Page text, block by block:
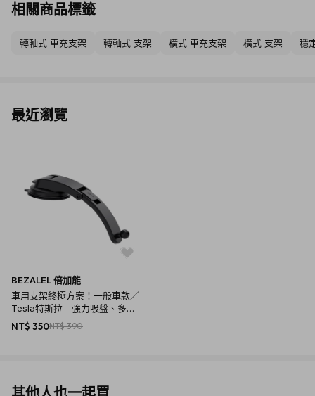
相關商品標籤
轉軸式 車充支架 轉軸式 支架 橫式 車充支架 橫式 支架 穩
最近瀏覽
BEZALEL 倍加能
車用支架終極方案！一般車款／
Tesla特斯拉｜強力吸盤、多款
出風口夾，全方位適配不同車型
NT$ 350NT$ 390